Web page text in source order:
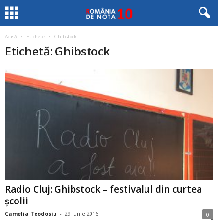
Acasă Etichete Ghibstock
Etichetă: Ghibstock
Radio Cluj: Ghibstock – festivalul din curtea
şcolii
Camelia Teodosiu - 29 iunie 2016 0